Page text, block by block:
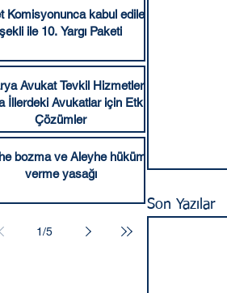
Komisyonunca kabul edilen
şekli ile 10. Yargı Paketi
Avukat Tevkil Hizmetleri:
İllerdeki Avukatlar için Etkili
Çözümler
bozma ve Aleyhe hüküm
verme yasağı
1/5
Son Yazılar